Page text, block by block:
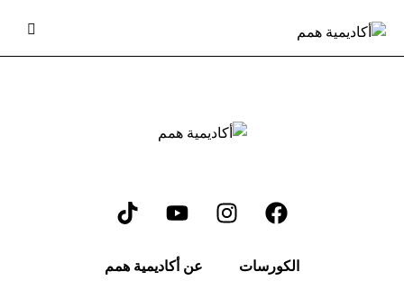
الكورسات عن أكاديمية همم